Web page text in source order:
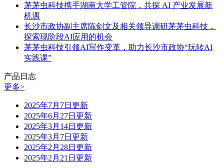
茅茅虫科技携手湖南大学工管院，共探 AI 产业发展新
机遇
长沙市政协副主席陈剑文及相关领导调研茅茅虫科技，
探索现阶段AI应用的机会
茅茅虫科技引领AI写作变革，助力长沙市政协“玩转AI
实践课”
产品日志
更多>
2025年7月7日更新
2025年6月27日更新
2025年3月14日更新
2025年3月7日更新
2025年2月28日更新
2025年2月21日更新